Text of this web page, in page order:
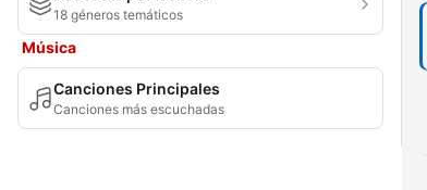
18 géneros temáticos
Música
Canciones Principales
Canciones más escuchadas